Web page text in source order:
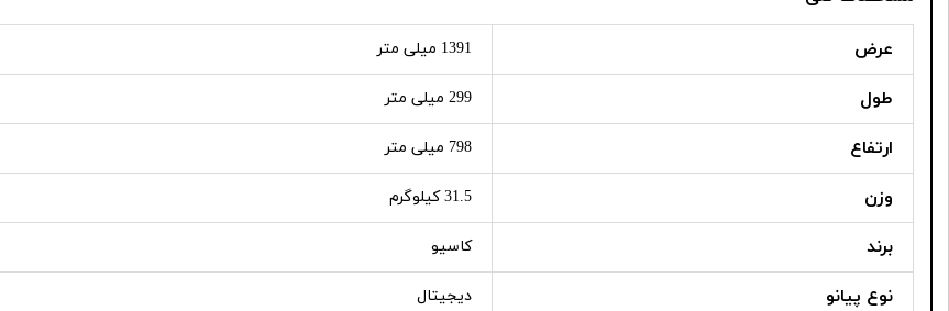
عرض 1391 میلی متر
طول 299 میلی متر
ارتفاع 798 میلی متر
وزن 31.5 کیلوگرم
برند کاسیو
نوع پیانو دیجیتال